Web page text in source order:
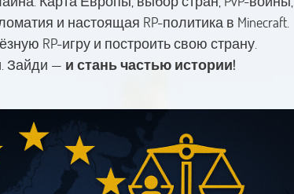
и настоящая RP-политика в Minecraft.
RP-игру и построить свою страну.
Зайди — и стань частью истории!